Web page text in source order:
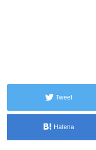
Tweet
Hatena